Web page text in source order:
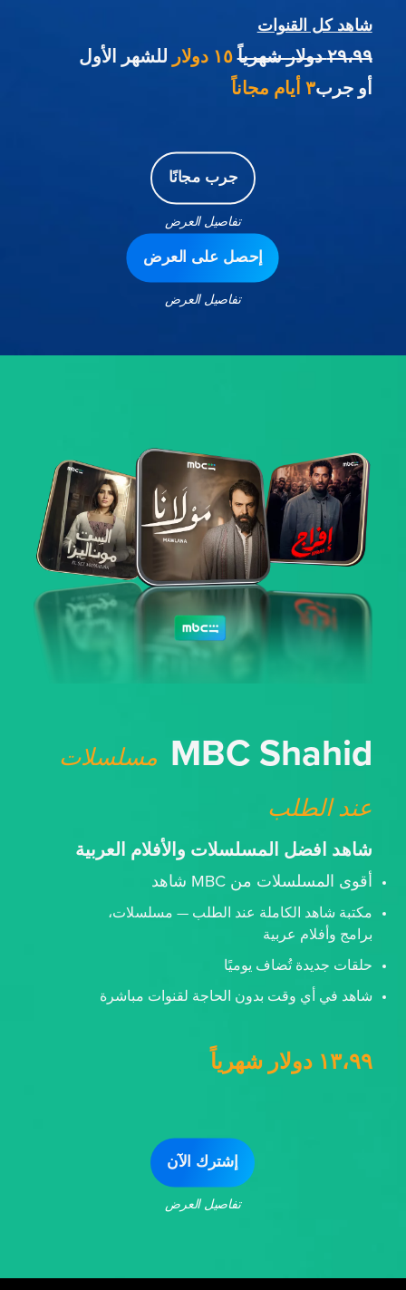
شاهد كل القنوات
٢٩،٩٩ دولار شهرياً ١٥ دولار
للشهر الأول
أو جرب٣ أيام مجاناً
جرب مجانًا
تفاصيل العرض
إحصل على العرض
تفاصيل العرض
MBC Shahid مسلسلات
عند الطلب
شاهد افضل المسلسلات والأفلام العربية
أقوى المسلسلات من MBC شاهد
مكتبة شاهد الكاملة عند الطلب — مسلسلات،
برامج وأفلام عربية
حلقات جديدة تُضاف يوميًا
شاهد في أي وقت بدون الحاجة لقنوات مباشرة
١٣،٩٩ دولار شهرياً
إشترك الآن
تفاصيل العرض